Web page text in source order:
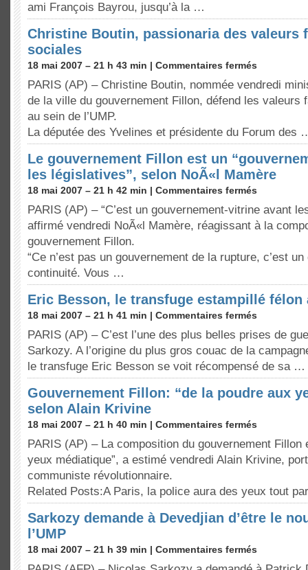
ami François Bayrou, jusqu’à la …
Christine Boutin, passionaria des valeurs
sociales
18 mai 2007 – 21 h 43 min | Commentaires fermés
PARIS (AP) – Christine Boutin, nommée vendredi
de la ville du gouvernement Fillon, défend les valeurs
au sein de l’UMP.
La députée des Yvelines et présidente du Forum des
Le gouvernement Fillon est un
les législatives”, selon NoÃ«l Mamère
18 mai 2007 – 21 h 42 min | Commentaires fermés
PARIS (AP) – “C’est un gouvernement-vitrine avant
affirmé vendredi NoÃ«l Mamère, réagissant à la
gouvernement Fillon.
“Ce n’est pas un gouvernement de la rupture, c’est
continuité. Vous …
Eric Besson, le transfuge estampillé félon
18 mai 2007 – 21 h 41 min | Commentaires fermés
PARIS (AP) – C’est l’une des plus belles prises de
Sarkozy. A l’origine du plus gros couac de la
le transfuge Eric Besson se voit récompensé de sa …
Gouvernement Fillon: “de la poudre aux
selon Alain Krivine
18 mai 2007 – 21 h 40 min | Commentaires fermés
PARIS (AP) – La composition du gouvernement Fillon
yeux médiatique”, a estimé vendredi Alain Krivine,
communiste révolutionnaire.
Related Posts:A Paris, la police aura des yeux tout
Sarkozy demande à Devedjian d’être le
l’UMP
18 mai 2007 – 21 h 39 min | Commentaires fermés